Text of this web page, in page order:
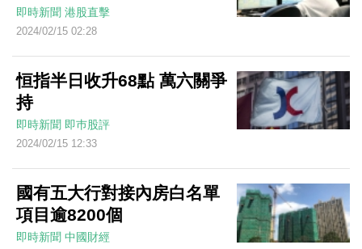
即時新聞 港股直擊
2024/02/15 02:28
恒指半日收升68點 萬六關爭
持
即時新聞 即巿股評
2024/02/15 12:33
國有五大行對接內房白名單
項目逾8200個
即時新聞 中國財經